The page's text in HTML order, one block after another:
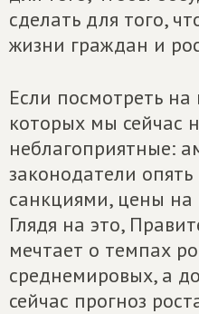
сделать для того,
жизни граждан и
Если посмотреть
которых мы сейчас
неблагоприятные:
законодатели опять
санкциями, цены на
Глядя на это,
мечтает о темпах
среднемировых, а
сейчас прогноз